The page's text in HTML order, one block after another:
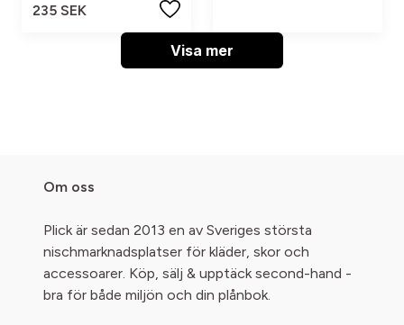
235 SEK
Visa mer
Om oss
Plick är sedan 2013 en av Sveriges största
nischmarknadsplatser för kläder, skor och
accessoarer. Köp, sälj & upptäck second-hand -
bra för både miljön och din plånbok.